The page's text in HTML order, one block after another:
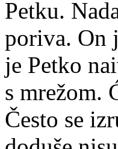
Petku.
poriva. On
je Petko
s mrežom.
Često se